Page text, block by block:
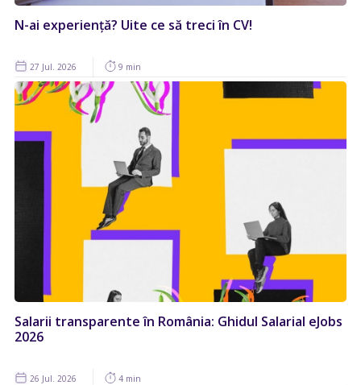
N-ai experiență? Uite ce să treci în CV!
27 Jul. 2026 9 min
Salarii transparente în România: Ghidul Salarial eJobs
2026
26 Jul. 2026 4 min